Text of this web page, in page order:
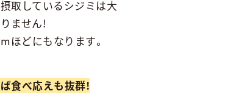
取しているシジミは大
ません!
ほどにもなります。
食べ応えも抜群!